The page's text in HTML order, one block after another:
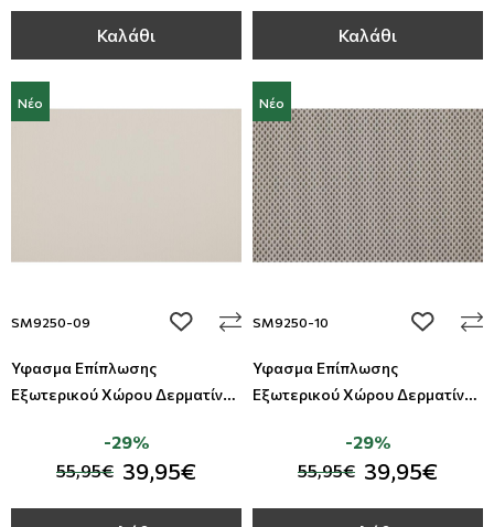
Καλάθι Καλάθι
Νέο
SM9250-09 add to wishlist
Ύφασμα Επίπλωσης
Εξωτερικού Χώρου Δερματίνη
55,95€ 39,95€
-29%
Νέο
SM9250-10 add to
Ύφασμα Επίπλωσης
Εξωτερικού Χώρου Δερματίνη
55,95€ 39,95€
-29%